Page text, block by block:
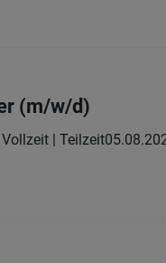
(m/w/d)
Vollzeit | Teilzeit